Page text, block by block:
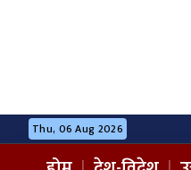
Thu, 06 Aug 2026